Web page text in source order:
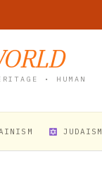
• HUMAN
JUDAISM